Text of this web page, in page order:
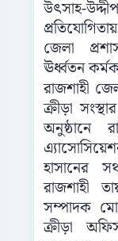
উৎসাহ-
জেলা
ঊর্ধ্বতন
রাজশাহী
ক্রীড়া
অনুষ্ঠানে
হাসানের
রাজশাহী
সম্পাদক
ক্রীড়া